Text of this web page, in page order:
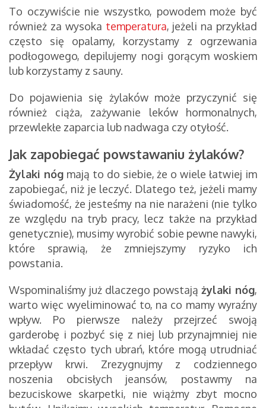
To oczywiście nie wszystko, powodem może być
również za wysoka temperatura, jeżeli na przykład
często się opalamy, korzystamy z ogrzewania
podłogowego, depilujemy nogi gorącym woskiem
lub korzystamy z sauny.
Do pojawienia się żylaków może przyczynić się
również ciąża, zażywanie leków hormonalnych,
przewlekłe zaparcia lub nadwaga czy otyłość.
Jak zapobiegać powstawaniu żylaków?
Żylaki nógmają to do siebie, że o wiele łatwiej im
zapobiegać, niż je leczyć. Dlatego też, jeżeli mamy
świadomość, że jesteśmy na nie narażeni (nie tylko
ze względu na tryb pracy, lecz także na przykład
genetycznie), musimy wyrobić sobie pewne nawyki,
które sprawią, że zmniejszymy ryzyko ich
powstania.
Wspominaliśmy już dlaczego powstają żylaki nóg,
warto więc wyeliminować to, na co mamy wyraźny
wpływ. Po pierwsze należy przejrzeć swoją
garderobę i pozbyć się z niej lub przynajmniej nie
wkładać często tych ubrań, które mogą utrudniać
przepływ krwi. Zrezygnujmy z codziennego
noszenia obcisłych jeansów, postawmy na
bezuciskowe skarpetki, nie wiążmy zbyt mocno